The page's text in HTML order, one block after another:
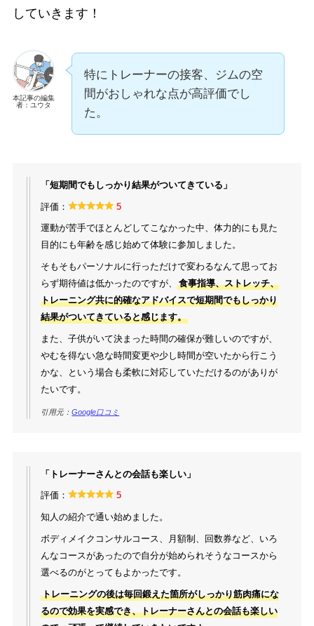
していきます！
本記事の編集
者：ユウタ
特にトレーナーの接客、ジムの空
間がおしゃれな点が高評価でし
た。
「短期間でもしっかり結果がついてきている」
評価： 5
運動が苦手でほとんどしてこなかった中、体力的にも見た
目的にも年齢を感じ始めて体験に参加しました。
そもそもパーソナルに行っただけで変わるなんて思ってお
らず期待値は低かったのですが、食事指導、ストレッチ、
トレーニング共に的確なアドバイスで短期間でもしっかり
結果がついてきていると感じます。
また、子供がいて決まった時間の確保が難しいのですが、
やむを得ない急な時間変更や少し時間が空いたから行こう
かな、という場合も柔軟に対応していただけるのがありが
たいです。
引用元：Google口コミ
「トレーナーさんとの会話も楽しい」
評価： 5
知人の紹介で通い始めました。
ボディメイクコンサルコース、月額制、回数券など、いろ
んなコースがあったので自分が始められそうなコースから
選べるのがとってもよかったです。
トレーニングの後は毎回鍛えた箇所がしっかり筋肉痛にな
るので効果を実感でき、トレーナーさんとの会話も楽しい